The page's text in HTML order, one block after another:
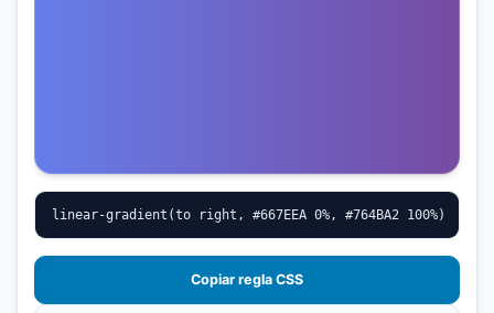
linear-gradient(to right, #667EEA 0%, #764BA2 100%)
Copiar regla CSS